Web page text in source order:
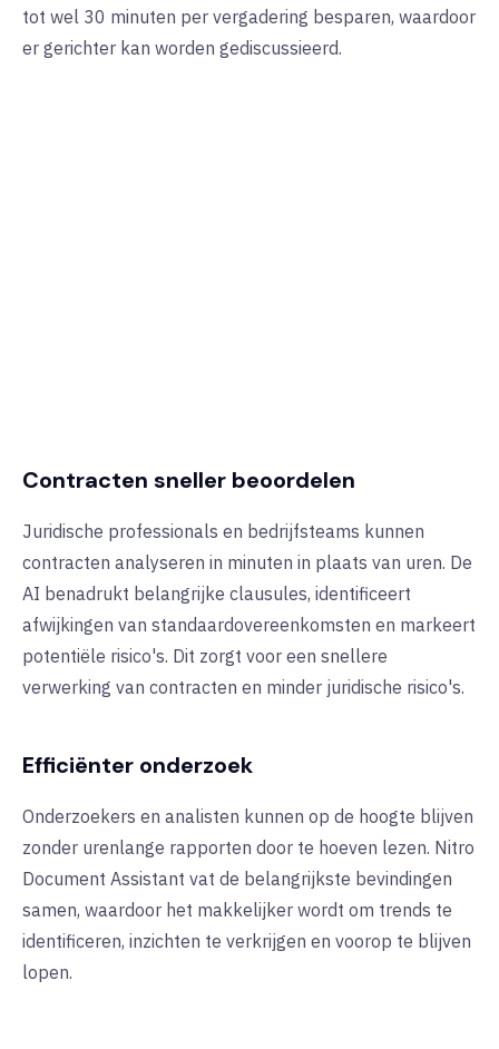
tot wel 30 minuten per vergadering besparen, waardoor
er gerichter kan worden gediscussieerd.
Contracten sneller beoordelen
Juridische professionals en bedrijfsteams kunnen
contracten analyseren in minuten in plaats van uren. De
AI benadrukt belangrijke clausules, identificeert
afwijkingen van standaardovereenkomsten en markeert
potentiële risico's. Dit zorgt voor een snellere
verwerking van contracten en minder juridische risico's.
Efficiënter onderzoek
Onderzoekers en analisten kunnen op de hoogte blijven
zonder urenlange rapporten door te hoeven lezen. Nitro
Document Assistant vat de belangrijkste bevindingen
samen, waardoor het makkelijker wordt om trends te
identificeren, inzichten te verkrijgen en voorop te blijven
lopen.